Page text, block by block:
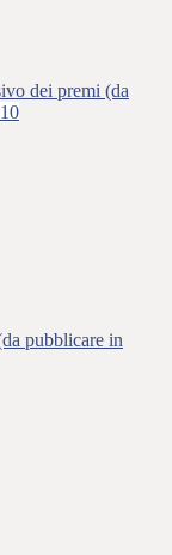
dei premi (da
10
pubblicare in